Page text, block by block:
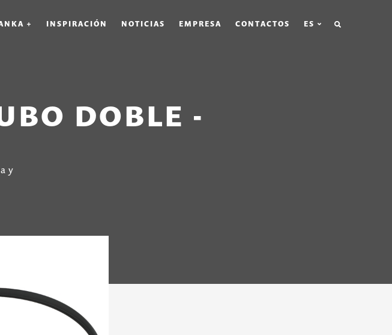
+ INSPIRACIÓN NOTICIAS EMPRESA CONTACTOS ES
DOBLE -
y